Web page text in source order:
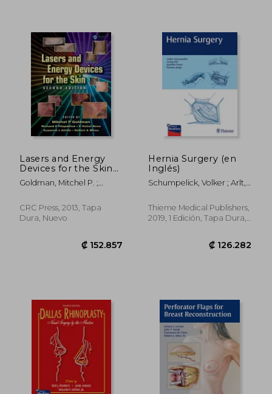
₡ 62.927
Lasers and Energy
Devices for the Skin
(en Inglés)
Goldman, Mitchel P. ;
Ross, E. Victor
CRC Press, 2013, Tapa
Dura, Nuevo
Hernia Surgery (en
Inglés)
Schumpelick, Volker ; Arlt,
Joachim
Thieme Medical Publishers,
2019, 1 Edición, Tapa Dura,